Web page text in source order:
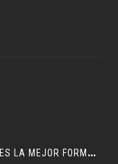
E
SCUCHAR A LAS Y LOS CIUDADANOS ES LA MEJOR FORMA DE GOBERNAR